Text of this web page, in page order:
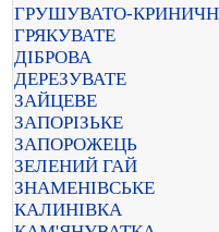
ГРУШУВАТО-
ГРЯКУВАТЕ
ДІБРОВА
ДЕРЕЗУВАТЕ
ЗАЙЦЕВЕ
ЗАПОРІЗЬКЕ
ЗАПОРОЖЕЦЬ
ЗЕЛЕНИЙ ГАЙ
ЗНАМЕНІВСЬКЕ
КАЛИНІВКА